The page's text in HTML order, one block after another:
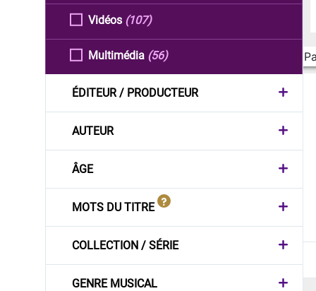
Vidéos (107)
Multimédia (56)
ÉDITEUR / PRODUCTEUR
AUTEUR
ÂGE
MOTS DU TITRE
COLLECTION / SÉRIE
GENRE MUSICAL